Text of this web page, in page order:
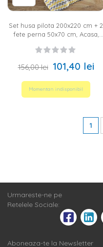
Set husa pilota 200x220 cm + 2
fete perna 50x70 cm, Acasa,
156,00 lei 101,40 lei
Momentan indisponibil
1
Urmareste-ne pe
Retelele Sociale:
Aboneaza-te la Newsletter